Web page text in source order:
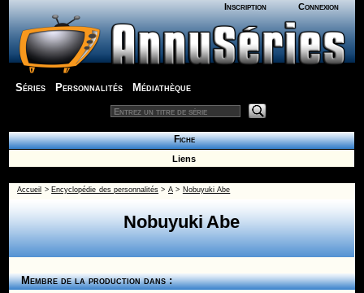
Inscription Connexion
Séries Personnalités Médiathèque
Fiche
Liens
Accueil > Encyclopédie des personnalités > A> Nobuyuki Abe
Nobuyuki Abe
Membre de la production dans :